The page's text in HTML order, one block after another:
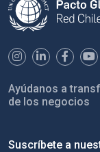
Ayúdanos a
de los negocios
Suscríbete a